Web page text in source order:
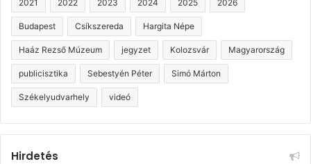
2021 2022 2023 2024 2025 2026
Budapest Csíkszereda Hargita Népe
Haáz Rezső Múzeum jegyzet Kolozsvár Magyarország
publicisztika Sebestyén Péter Simó Márton
Székelyudvarhely videó
Hirdetés